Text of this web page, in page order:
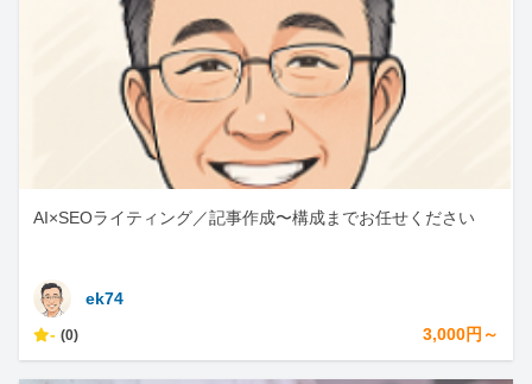
AI×SEOライティング／記事作成〜構成までお任せください
ek74
- (0) 3,000円～